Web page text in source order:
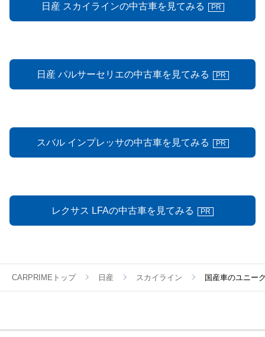
日産 スカイラインの中古車を見てみる PR
日産 パルサーセリエの中古車を見てみる PR
スバル インプレッサの中古車を見てみる PR
レクサス LFAの中古車を見てみる PR
CARPRIMEトップ 日産 スカイライン 国産車のユニー